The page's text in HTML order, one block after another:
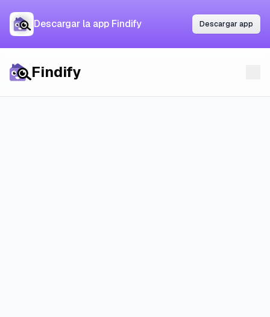
Descargar la app Findify Descargar app
Descargar la app Findify Descargar app
Findify